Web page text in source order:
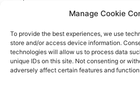
Manage Cookie
To provide the best experiences, we use
store and/or access device information.
technologies will allow us to process data
unique IDs on this site. Not consenting or
adversely affect certain features and
5 6
10
11 12 13
17
18 19 20
24
25 26 27
31